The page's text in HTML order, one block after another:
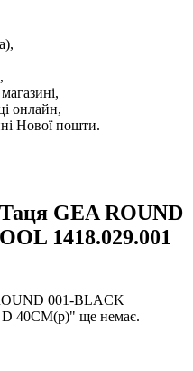
онлайн,
Нової пошти.
GEA ROUND
1418.029.001
001-BLACK
D 40CM(р)" ще немає.